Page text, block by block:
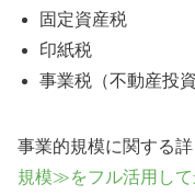
固定資産税
印紙税
事業税（不動産投
事業的規模に関する
規模≫をフル活用して